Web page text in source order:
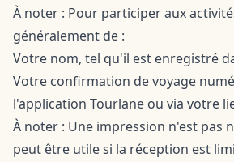
À noter : Pour participer aux
généralement de :
Votre nom, tel qu'il est enregistré
Votre confirmation de voyage
l'application Tourlane ou via votre
À noter : Une impression n'est pas
peut être utile si la réception est